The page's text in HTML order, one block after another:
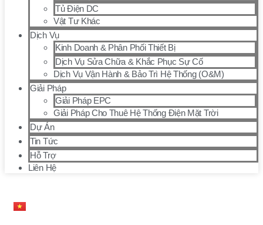
Tủ Điện DC
Vật Tư Khác
Dịch Vụ
Kinh Doanh & Phân Phối Thiết Bị
Dịch Vụ Sửa Chữa & Khắc Phục Sự Cố
Dịch Vụ Vận Hành & Bảo Trì Hệ Thống (O&M)
Giải Pháp
Giải Pháp EPC
Giải Pháp Cho Thuê Hệ Thống Điện Mặt Trời
Dự Án
Tin Tức
Hỗ Trợ
Liên Hệ